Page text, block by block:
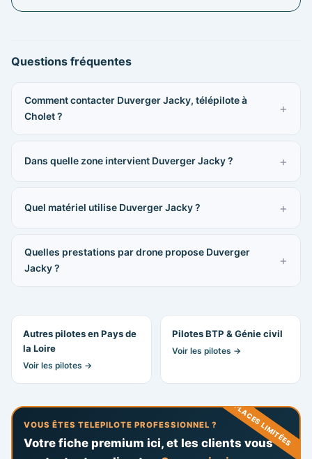
Questions fréquentes
Comment contacter Duverger Jacky, télépilote à
Cholet ?
Dans quelle zone intervient Duverger Jacky ?
Quel matériel utilise Duverger Jacky ?
Quelles prestations par drone propose Duverger
Jacky ?
Autres pilotes en Pays de
la Loire
Voir les pilotes →
Pilotes BTP & Génie civil
Voir les pilotes →
PLACES LIMITÉES
VOUS ÊTES TELEPILOTE PROFESSIONNEL ?
Votre fiche premium ici, et les clients vous